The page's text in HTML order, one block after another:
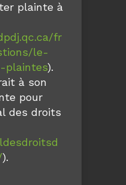
plainte à
fr
le-
plaintes).
à son
pour
des droits
).